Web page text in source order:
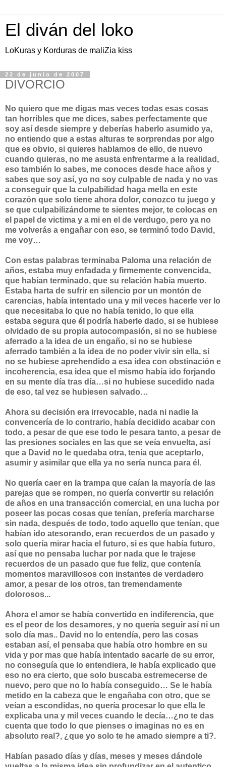
El diván del loko
LoKuras y Korduras de maliZia kiss
22 de junio de 2007
DIVORCIO
No quiero que me digas mas veces todas esas cosas
tan horribles que me dices, sabes perfectamente que
soy así desde siempre y deberías haberlo asumido ya,
no entiendo que a estas alturas te sorprendas por algo
que es obvio, si quieres hablamos de ello, de nuevo
cuando quieras, no me asusta enfrentarme a la realidad,
eso también lo sabes, me conoces desde hace años y
sabes que soy así, yo no soy culpable de nada y no vas
a conseguir que la culpabilidad haga mella en este
corazón que solo tiene ahora dolor, conozco tu juego y
se que culpabilizándome te sientes mejor, te colocas en
el papel de victima y a mi en el de verdugo, pero ya no
me volverás a engañar con eso, se terminó todo David,
me voy…
Con estas palabras terminaba Paloma una relación de
años, estaba muy enfadada y firmemente convencida,
que habían terminado, que su relación había muerto.
Estaba harta de sufrir en silencio por un montón de
carencias, había intentado una y mil veces hacerle ver lo
que necesitaba lo que no había tenido, lo que ella
estaba segura que él podría haberle dado, si se hubiese
olvidado de su propia autocompasión, si no se hubiese
aferrado a la idea de un engaño, si no se hubiese
aferrado también a la idea de no poder vivir sin ella, si
no se hubiese aprehendido a esa idea con obstinación e
incoherencia, esa idea que el mismo había ido forjando
en su mente día tras día…si no hubiese sucedido nada
de eso, tal vez se hubiesen salvado…
Ahora su decisión era irrevocable, nada ni nadie la
convencería de lo contrario, había decidido acabar con
todo, a pesar de que ese todo le pesara tanto, a pesar de
las presiones sociales en las que se veía envuelta, así
que a David no le quedaba otra, tenía que aceptarlo,
asumir y asimilar que ella ya no sería nunca para él.
No quería caer en la trampa que caían la mayoría de las
parejas que se rompen, no quería convertir su relación
de años en una transacción comercial, en una lucha por
poseer las pocas cosas que tenían, prefería marcharse
sin nada, después de todo, todo aquello que tenían, que
habían ido atesorando, eran recuerdos de un pasado y
solo quería mirar hacia el futuro, si es que había futuro,
así que no pensaba luchar por nada que le trajese
recuerdos de un pasado que fue feliz, que contenía
momentos maravillosos con instantes de verdadero
amor, a pesar de los otros, tan tremendamente
dolorosos...
Ahora el amor se había convertido en indiferencia, que
es el peor de los desamores, y no quería seguir así ni un
solo día mas.. David no lo entendía, pero las cosas
estaban así, el pensaba que había otro hombre en su
vida y por mas que había intentado sacarle de su error,
no conseguía que lo entendiera, le había explicado que
eso no era cierto, que solo buscaba estremecerse de
nuevo, pero que no lo había conseguido… Se le había
metido en la cabeza que le engañaba con otro, que se
veían a escondidas, no quería procesar lo que ella le
explicaba una y mil veces cuando le decía…¿no te das
cuenta que todo lo que pienses o imaginas no es en
absoluto real?, ¿que yo solo te he amado siempre a ti?.
Habían pasado días y días, meses y meses dándole